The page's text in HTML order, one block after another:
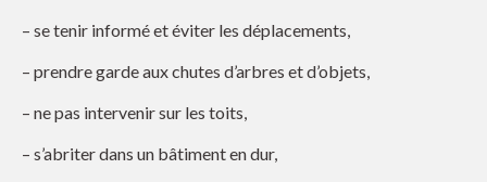
– se tenir informé et éviter les déplacements,
– prendre garde aux chutes d’arbres et d’objets,
– ne pas intervenir sur les toits,
– s’abriter dans un bâtiment en dur,